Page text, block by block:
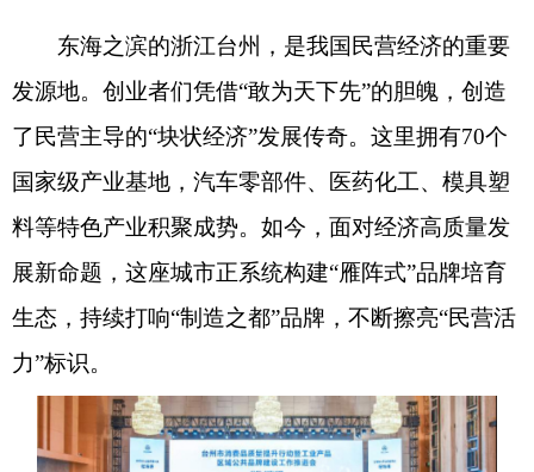
东海之滨的浙江台州，是我国民营经济的重要
发源地。创业者们凭借“敢为天下先”的胆魄，创造
了民营主导的“块状经济”发展传奇。这里拥有70个
国家级产业基地，汽车零部件、医药化工、模具塑
料等特色产业积聚成势。如今，面对经济高质量发
展新命题，这座城市正系统构建“雁阵式”品牌培育
生态，持续打响“制造之都”品牌，不断擦亮“民营活
力”标识。